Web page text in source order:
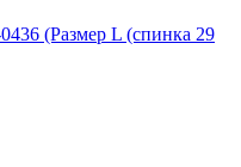
(Размер L (спинка 29